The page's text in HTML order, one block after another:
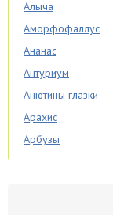
Алыча
Аморфофаллус
Ананас
Антуриум
Анютины глазки
Арахис
Арбузы
Аспарагус